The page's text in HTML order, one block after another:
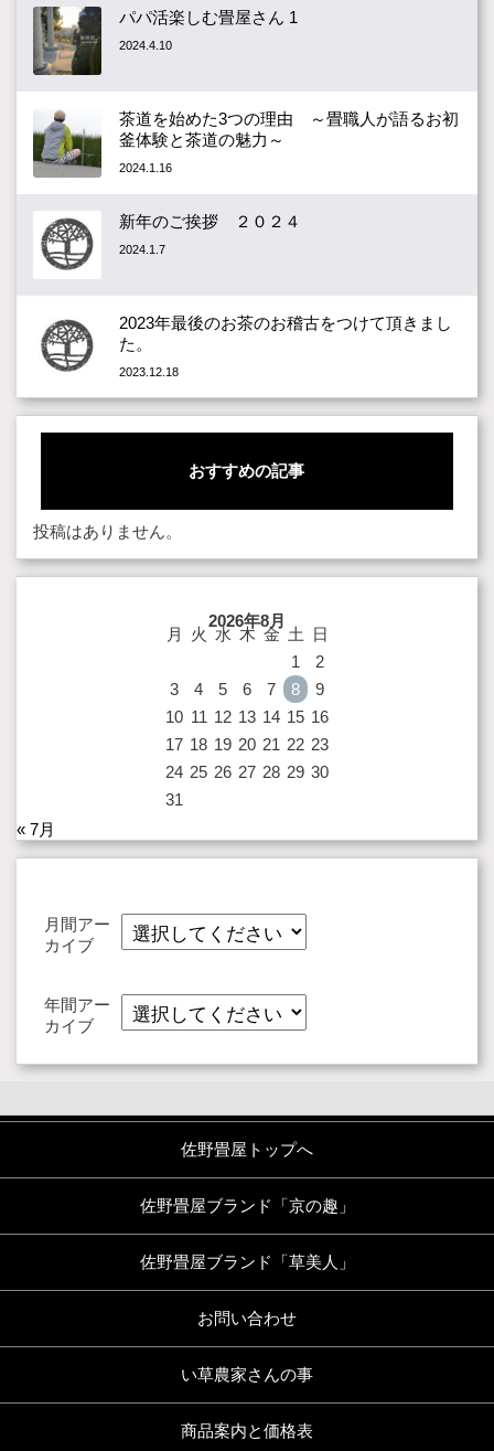
パパ活楽しむ畳屋さん 1
2024.4.10
茶道を始めた3つの理由 ～畳職人が語るお初
釜体験と茶道の魅力～
2024.1.16
新年のご挨拶 ２０２４
2024.1.7
2023年最後のお茶のお稽古をつけて頂きまし
た。
2023.12.18
おすすめの記事
投稿はありません。
2026年8月
月 火 水 木 金 土
日
1
2
3
4 5 6 7 8
9
10 11 12 13 14 15 16
17 18 19 20 21 22 23
24 25 26 27 28 29 30
31
« 7月
月間アー
カイブ
年間アー
カイブ
佐野畳屋トップへ
佐野畳屋ブランド「京の趣」
佐野畳屋ブランド「草美人」
お問い合わせ
い草農家さんの事
商品案内と価格表